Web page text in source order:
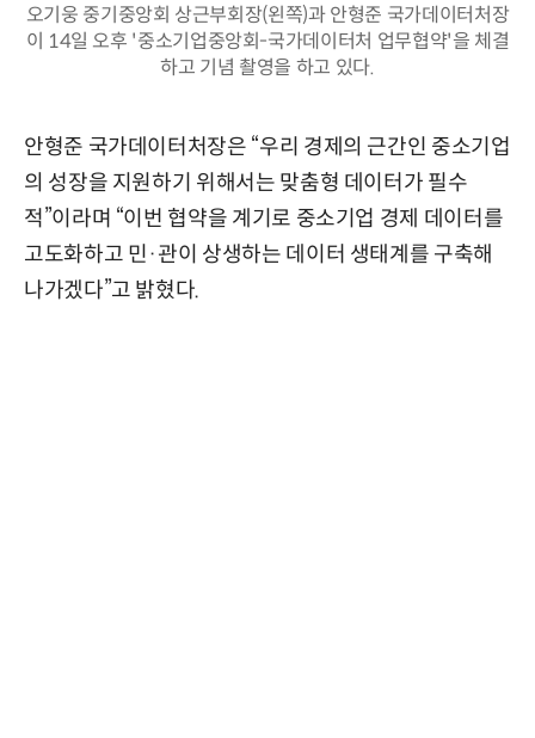
오기웅 중기중앙회 상근부회장(왼쪽)과 안형준 국가데이터처장
이 14일 오후 '중소기업중앙회-국가데이터처 업무협약'을 체결
하고 기념 촬영을 하고 있다.
안형준 국가데이터처장은 “우리 경제의 근간인 중소기업
의 성장을 지원하기 위해서는 맞춤형 데이터가 필수
적”이라며 “이번 협약을 계기로 중소기업 경제 데이터를
고도화하고 민·관이 상생하는 데이터 생태계를 구축해
나가겠다”고 밝혔다.